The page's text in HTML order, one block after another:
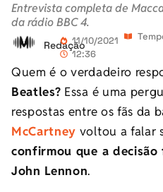
Entrevista completa de
da rádio BBC 4.
Redação11/10/2021
12:36
Quem é o verdadeiro
Beatles? Essa é uma
respostas entre os fãs da
McCartney voltou a falar
confirmou que a
John Lennon.